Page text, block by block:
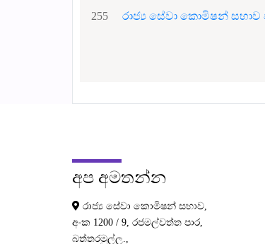
255 රාජ්‍ය සේවා කොමිෂන්
අප අමතන්න
රාජ්‍ය සේවා කොමිෂන් සභාව,
අංක 1200 / 9, රජමල්වත්ත පාර,
බත්තරමුල්ල.,